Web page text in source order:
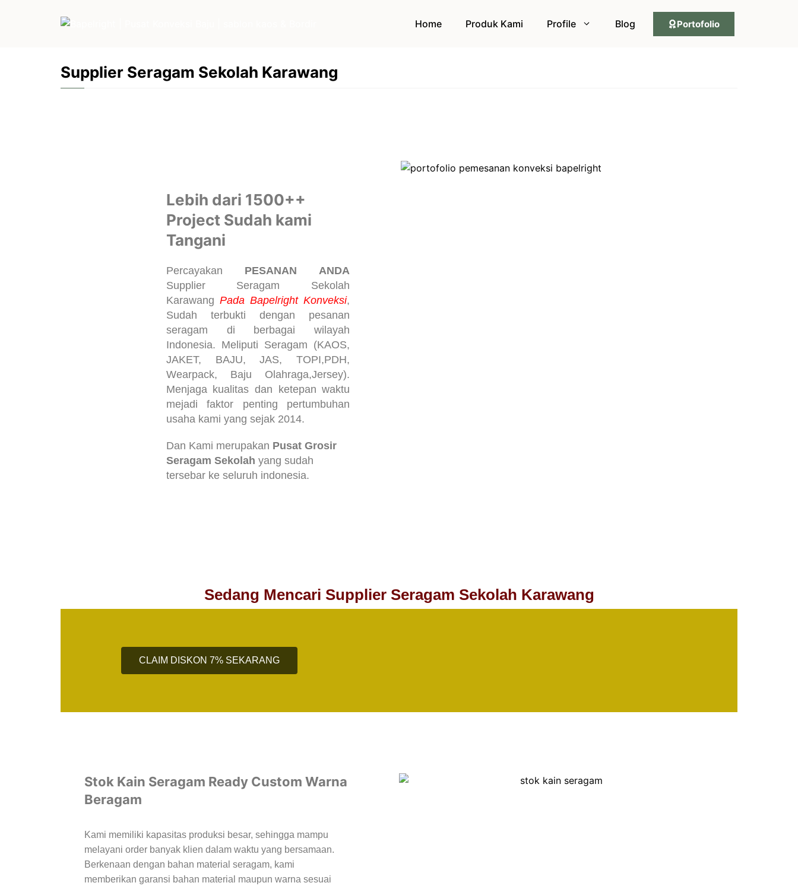
Home Produk Kami Profile Blog Portofolio
Supplier Seragam Sekolah Karawang
Lebih dari 1500++
Project Sudah kami
Tangani
Percayakan PESANAN ANDA
Supplier Seragam Sekolah
Karawang Pada Bapelright Konveksi,
Sudah terbukti dengan pesanan
seragam di berbagai wilayah
Indonesia. Meliputi Seragam (KAOS,
JAKET, BAJU, JAS, TOPI,PDH,
Wearpack, Baju Olahraga,Jersey).
Menjaga kualitas dan ketepan waktu
mejadi faktor penting pertumbuhan
usaha kami yang sejak 2014.
Dan Kami merupakan Pusat Grosir
Seragam Sekolah yang sudah
tersebar ke seluruh indonesia.
Sedang Mencari Supplier Seragam Sekolah Karawang
CLAIM DISKON 7% SEKARANG
Stok Kain Seragam Ready Custom Warna
Beragam
Kami memiliki kapasitas produksi besar, sehingga mampu
melayani order banyak klien dalam waktu yang bersamaan.
Berkenaan dengan bahan material seragam, kami
memberikan garansi bahan material maupun warna sesuai